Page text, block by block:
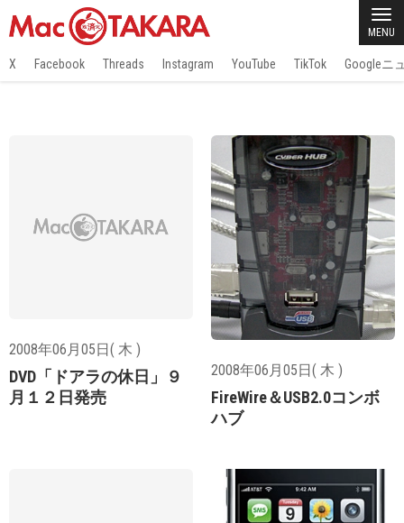
MENU
X Facebook Threads Instagram YouTube TikTok Googleニ
2008年06月05日( 木 )
DVD「ドアラの休日」９
月１２日発売
2008年06月05日( 木 )
FireWire＆USB2.0コンボ
ハブ